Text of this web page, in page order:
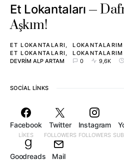
Et Lokantaları
Aşkım!
ET LOKANTALARI
LOKANTALARIM
ET LOKANTALARI
LOKANTALARIM
DEVRIM ALP ARTAM
0 9,6K
SOCIAL LINKS
Facebook
LIKES
Twitter
FOLLOWERS
Instagram
FOLLOWERS
Goodreads Mail